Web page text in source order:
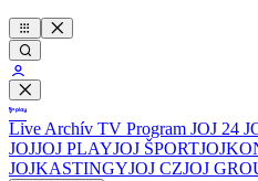
Live Archív TV Program JOJ 24
JOJJOJ PLAYJOJ ŠPORTJOJKO
JOJKASTINGYJOJ CZJOJ